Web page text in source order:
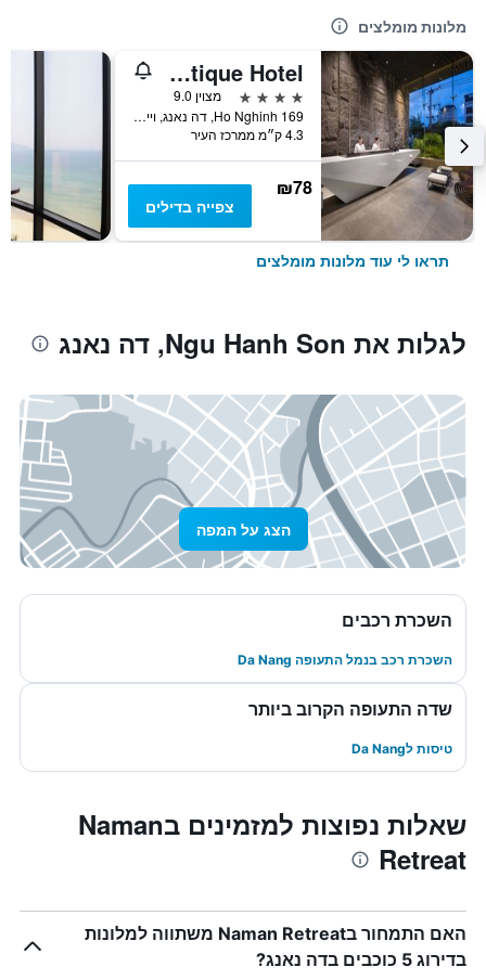
מלונות מומלצים
Legend Boutique Hotel
4 כוכבים
מצוין 9.0
169 Ho Nghinh, דה נאנג, וייטנאם
4.3 ק״מ ממרכז העיר
₪78
צפייה בדילים
תראו לי עוד מלונות מומלצים
לגלות את Ngu Hanh Son, דה נאנג
הצג על המפה
השכרת רכבים
השכרת רכב בנמל התעופה Da Nang
שדה התעופה הקרוב ביותר
טיסות לDa Nang
שאלות נפוצות למזמינים בNaman
Retreat
האם התמחור בNaman Retreat משתווה למלונות
בדירוג 5 כוכבים בדה נאנג?